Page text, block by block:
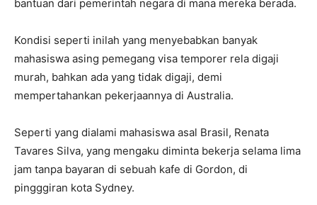
bantuan dari pemerintah negara di mana mereka berada.
Kondisi seperti inilah yang menyebabkan banyak
mahasiswa asing pemegang visa temporer rela digaji
murah, bahkan ada yang tidak digaji, demi
mempertahankan pekerjaannya di Australia.
Seperti yang dialami mahasiswa asal Brasil, Renata
Tavares Silva, yang mengaku diminta bekerja selama lima
jam tanpa bayaran di sebuah kafe di Gordon, di
pingggiran kota Sydney.